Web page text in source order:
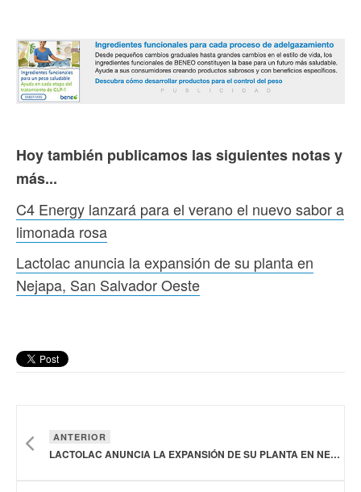
Hoy también publicamos las siguientes notas y
más...
C4 Energy lanzará para el verano el nuevo sabor a
limonada rosa
Lactolac anuncia la expansión de su planta en
Nejapa, San Salvador Oeste
ANTERIOR
LACTOLAC ANUNCIA LA EXPANSIÓN DE SU PLANTA EN NEJAPA, SAN SALVADOR OESTE